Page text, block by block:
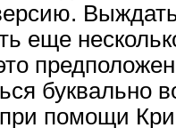
еще
буквально
помощи